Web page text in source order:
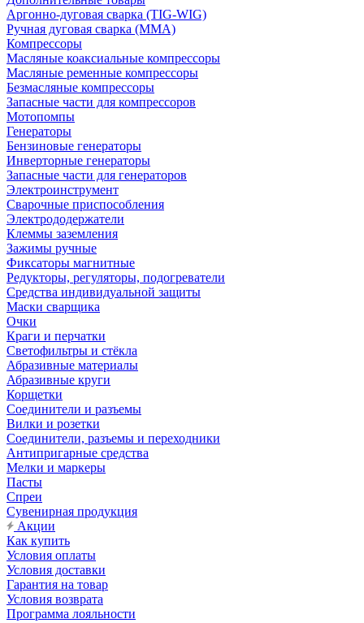
Аргонно-дуговая сварка (TIG-WIG)
Ручная дуговая сварка (MMA)
Компрессоры
Масляные коаксиальные компрессоры
Масляные ременные компрессоры
Безмасляные компрессоры
Запасные части для компрессоров
Мотопомпы
Генераторы
Бензиновые генераторы
Инверторные генераторы
Запасные части для генераторов
Электроинструмент
Сварочные приспособления
Электрододержатели
Клеммы заземления
Зажимы ручные
Фиксаторы магнитные
Редукторы, регуляторы, подогреватели
Средства индивидуальной защиты
Маски сварщика
Очки
Краги и перчатки
Светофильтры и стёкла
Абразивные материалы
Абразивные круги
Корщетки
Соединители и разъемы
Вилки и розетки
Соединители, разъемы и переходники
Антипригарные средства
Мелки и маркеры
Пасты
Спреи
Сувенирная продукция
Акции
Как купить
Условия оплаты
Условия доставки
Гарантия на товар
Условия возврата
Программа лояльности